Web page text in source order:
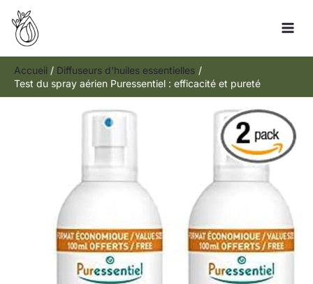
Aller
contenu
Accueil
Diffuseurs d'huiles essentielles
Test du spray aérien Puressentiel : efficacité et pureté
R
e
h
e